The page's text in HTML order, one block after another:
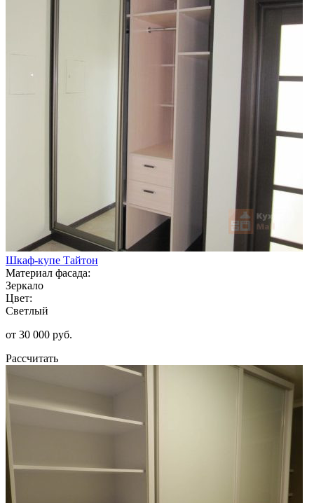
Шкаф-купе Тайтон
Материал фасада:
Зеркало
Цвет:
Светлый
от 30 000 руб.
Рассчитать